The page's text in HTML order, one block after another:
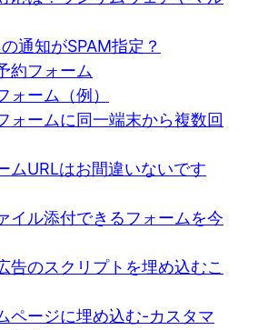
通知がSPAM指定？
約フォーム
ォーム（例）
ォームに同一端末から複数回
ムURLはお間違いないです
イル添付できるフォームを今
告のスクリプトを埋め込むこ
ページに埋め込む-カスタマ